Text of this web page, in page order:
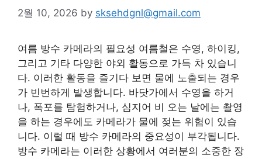
2월 10, 2026 by sksehdgnl@gmail.com
여름 방수 카메라의 필요성 여름철은 수영, 하이킹,
그리고 기타 다양한 야외 활동으로 가득 차 있습니
다. 이러한 활동을 즐기다 보면 물에 노출되는 경우
가 빈번하게 발생합니다. 바닷가에서 수영을 하거
나, 폭포를 탐험하거나, 심지어 비 오는 날에는 촬영
을 하는 경우에도 카메라가 물에 젖는 위험이 있습
니다. 이럴 때 방수 카메라의 중요성이 부각됩니다.
방수 카메라는 이러한 상황에서 여러분의 소중한 장